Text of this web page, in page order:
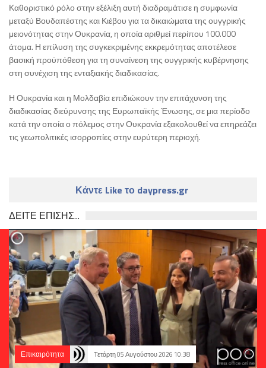
Καθοριστικό ρόλο στην εξέλιξη αυτή διαδραμάτισε η συμφωνία
μεταξύ Βουδαπέστης και Κιέβου για τα δικαιώματα της ουγγρικής
μειονότητας στην Ουκρανία, η οποία αριθμεί περίπου 100.000
άτομα. Η επίλυση της συγκεκριμένης εκκρεμότητας αποτέλεσε
βασική προϋπόθεση για τη συναίνεση της ουγγρικής κυβέρνησης
στη συνέχιση της ενταξιακής διαδικασίας.
Η Ουκρανία και η Μολδαβία επιδιώκουν την επιτάχυνση της
διαδικασίας διεύρυνσης της Ευρωπαϊκής Ένωσης, σε μια περίοδο
κατά την οποία ο πόλεμος στην Ουκρανία εξακολουθεί να επηρεάζει
τις γεωπολιτικές ισορροπίες στην ευρύτερη περιοχή.
Κάντε Like το daypress.gr
ΔΕΙΤΕ ΕΠΙΣΗΣ...
Επικαιρότητα Τετάρτη 05 Αυγούστου 2026 10:38